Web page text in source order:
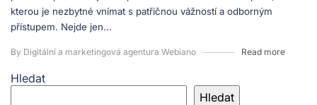
kterou je nezbytné vnímat s patřičnou vážností a odborným
přístupem. Nejde jen...
By Digitální a marketingová agentura Webiano Read more
Hledat
Hledat